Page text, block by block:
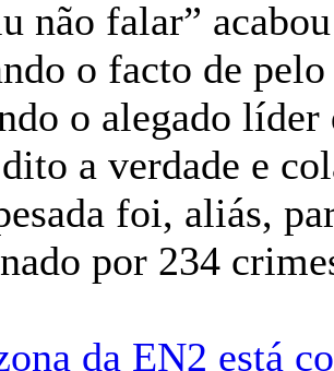
não falar”
o facto de
o alegado líder
a verdade e
foi, aliás,
por 234
da EN2 está